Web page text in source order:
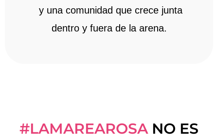
y una comunidad que crece junta
dentro y fuera de la arena.
#LAMAREAROSANO ES